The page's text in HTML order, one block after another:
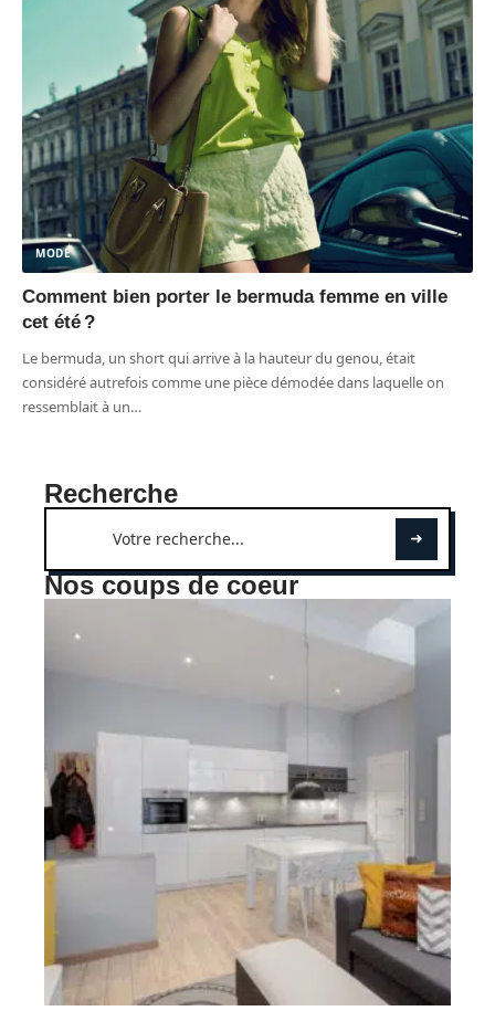
MODE
Comment bien porter le bermuda femme en ville
cet été ?
Le bermuda, un short qui arrive à la hauteur du genou, était
considéré autrefois comme une pièce démodée dans laquelle on
ressemblait à un…
Recherche
Nos coups de coeur